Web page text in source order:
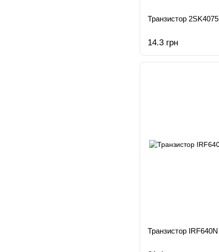
Транзистор 2SK4075
14.3 грн
Транзистор IRF640N